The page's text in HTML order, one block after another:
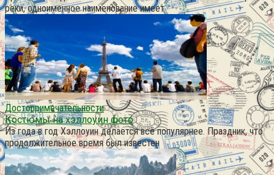
реки, одноименное наименование имеет
Достопримечательности
Костюмы на хэллоуин фото
Из года в год Хэллоуин делается всё популярнее. Праздник, что
продолжительное время был известен